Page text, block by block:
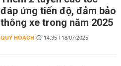
đáp ứng tiến độ, đảm bảo
thông xe trong năm 2025
QUY HOẠCH 14:35 | 18/07/2025